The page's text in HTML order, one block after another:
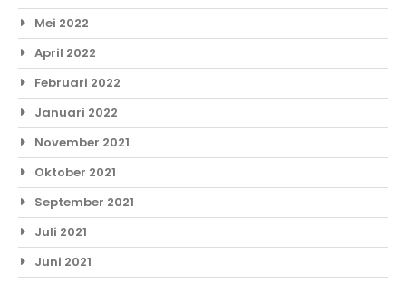
Mei 2022
April 2022
Februari 2022
Januari 2022
November 2021
Oktober 2021
September 2021
Juli 2021
Juni 2021